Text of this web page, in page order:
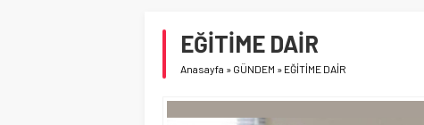
İŞTE FINDIK FİYATI!
YÖNETİCİ SEÇERKEN
EĞİTİME DAİR
Anasayfa » GÜNDEM » EĞİTİME DAİR